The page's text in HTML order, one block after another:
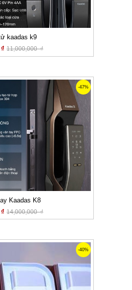
kaadas k9
₫11,000,000 ₫
-47%
Kaadas K8
₫14,000,000 ₫
-40%